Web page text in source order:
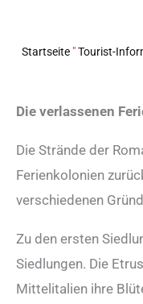
Startseite "Tourist-
Die verlassenen
Die Strände der
Ferienkolonien
verschiedenen
Zu den ersten
Siedlungen. Die
Mittelitalien ihre